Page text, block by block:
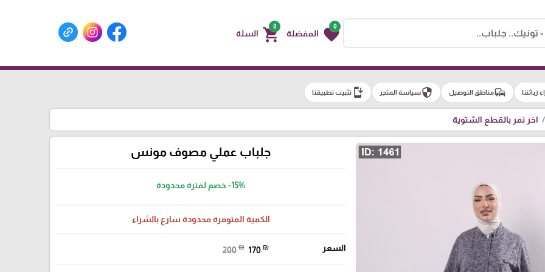
0
favorite المفضلة
0
shopping_cart السلة
زبائننا commuteمناطق التوصيل securityسياسة المتجر install_mobileتثبيت تطبيقنا
اخر نمر بالقطع الشتوية
جلباب عملي مصوف مونس
-15%خصم لفترة محدودة
الكمية المتوفرة محدودة سارع بالشراء
السعر 200 ₪ 170 ₪